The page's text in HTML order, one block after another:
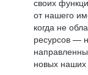
своих
от нашего
когда не
ресурсов —
новых наших